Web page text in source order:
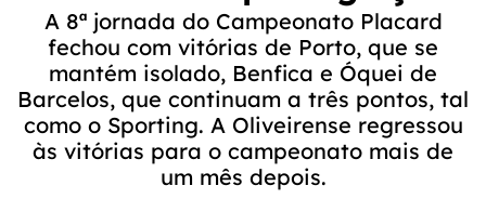
A 8ª jornada do Campeonato Placard
fechou com vitórias de Porto, que se
mantém isolado, Benfica e Óquei de
Barcelos, que continuam a três pontos, tal
como o Sporting. A Oliveirense regressou
às vitórias para o campeonato mais de
um mês depois.